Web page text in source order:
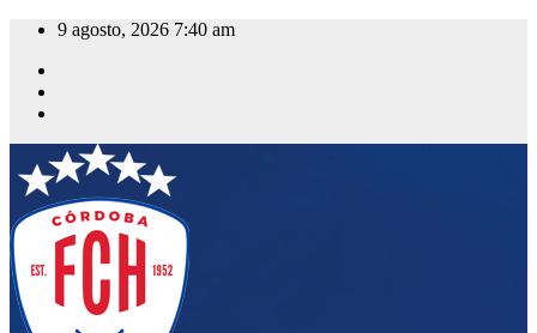
Saltar
contenido
9 agosto, 2026 7:40 am